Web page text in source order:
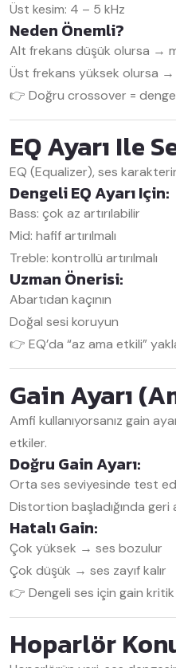
Üst kesim: 4 – 5 kHz
Neden Önemli?
Alt frekans düşük olursa →
Üst frekans yüksek olursa →
👉 Doğru crossover =
EQ Ayarı Ile
EQ (Equalizer), ses
Dengeli EQ Ayarı Için:
Bass: çok az artırılabilir
Mid: hafif artırılmalı
Treble: kontrollü artırılmalı
Uzman Önerisi:
Abartıdan kaçının
Doğal sesi koruyun
👉 EQ’da “az ama etkili”
Gain Ayarı
Amfi kullanıyorsanız gain
etkiler.
Doğru Gain Ayarı:
Orta ses seviyesinde test
Distortion başladığında geri
Hatalı Gain:
Çok yüksek → ses bozulur
Çok düşük → ses zayıf kalır
👉 Dengeli ses için gain
Hoparlör